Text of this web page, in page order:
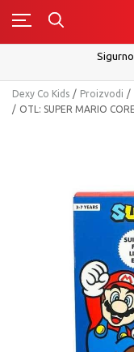
Dexy Co Kids Proizvodi
OTL: SUPER MARIO